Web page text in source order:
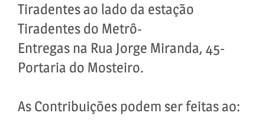
Tiradentes ao lado da estação
Tiradentes do Metrô-
Entregas na Rua Jorge Miranda, 45-
Portaria do Mosteiro.
As Contribuições podem ser feitas ao: